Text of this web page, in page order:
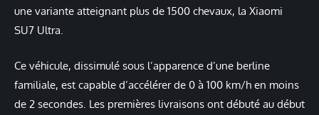
une variante atteignant plus de 1500 chevaux, la Xiaomi
SU7 Ultra.
Ce véhicule, dissimulé sous l’apparence d’une berline
familiale, est capable d’accélérer de 0 à 100 km/h en moins
de 2 secondes. Les premières livraisons ont débuté au début